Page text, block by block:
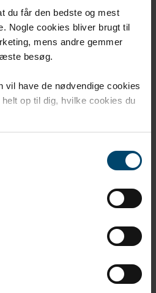
du får den bedste og mest
Nogle cookies bliver brugt til
mens andre gemmer
besøg.
vil have de nødvendige cookies
op til dig, hvilke cookies du